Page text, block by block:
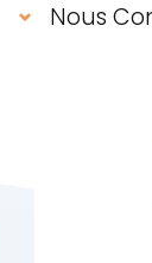
Nous